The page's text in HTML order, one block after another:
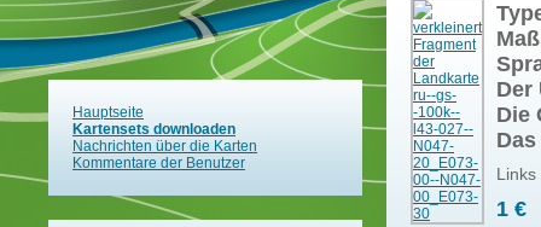
Hauptseite
Kartensets downloaden
Nachrichten über die Karten
Kommentare der Benutzer
Der
Die
1 €